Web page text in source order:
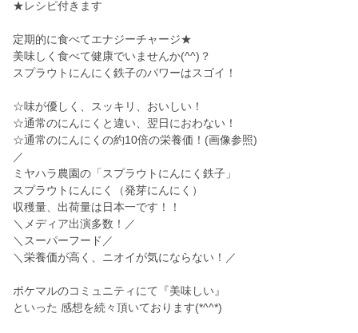
★レシピ付きます
定期的に食べてエナジーチャージ★
美味しく食べて健康でいませんか(^^)？
スプラウトにんにく鉄子のパワーはスゴイ！
☆味が優しく、スッキリ、おいしい！
☆通常のにんにくと違い、翌日におわない！
☆通常のにんにくの約10倍の栄養価！(画像参照)
／
ミヤハラ農園の「スプラウトにんにく鉄子」
スプラウトにんにく（発芽にんにく）
収穫量、出荷量は日本一です！！
＼メディア出演多数！／
＼スーパーフード／
＼栄養価が高く、ニオイが気にならない！／
ポケマルのコミュニティにて『美味しい』
といった 感想を続々頂いております(*^^*)